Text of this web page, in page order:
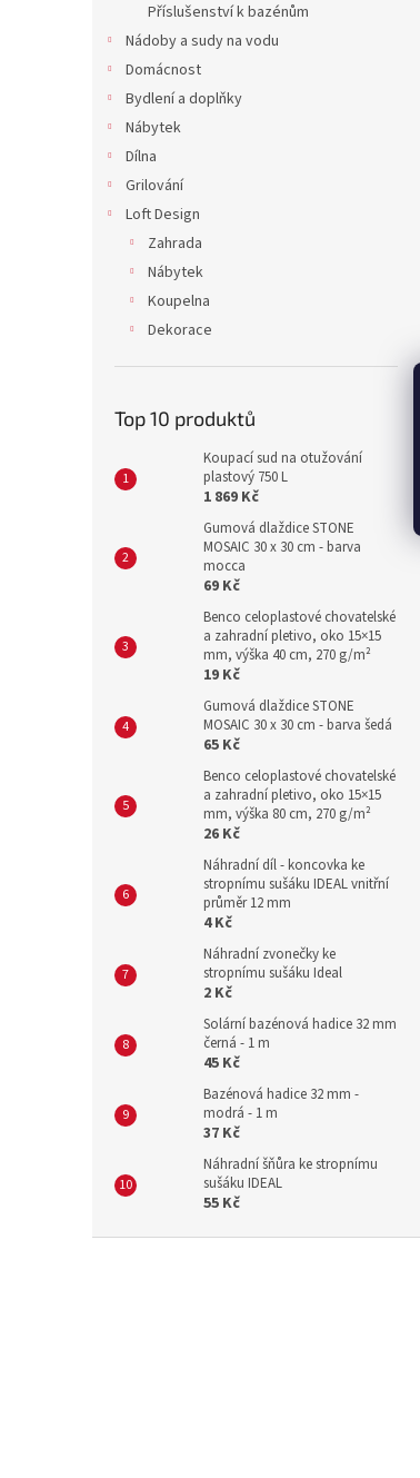
Příslušenství k bazénům
Nádoby a sudy na vodu
Domácnost
Bydlení a doplňky
Nábytek
Dílna
Grilování
Loft Design
Zahrada
Nábytek
Koupelna
Dekorace
Top 10 produktů
Koupací sud na otužování
plastový 750 L
1 869 Kč
Gumová dlaždice STONE
MOSAIC 30 x 30 cm - barva
mocca
69 Kč
Benco celoplastové chovatelské
a zahradní pletivo, oko 15×15
mm, výška 40 cm, 270 g/m²
19 Kč
Gumová dlaždice STONE
MOSAIC 30 x 30 cm - barva šedá
65 Kč
Benco celoplastové chovatelské
a zahradní pletivo, oko 15×15
mm, výška 80 cm, 270 g/m²
26 Kč
Náhradní díl - koncovka ke
stropnímu sušáku IDEAL vnitřní
průměr 12 mm
4 Kč
Náhradní zvonečky ke
stropnímu sušáku Ideal
2 Kč
Solární bazénová hadice 32 mm
černá - 1 m
45 Kč
Bazénová hadice 32 mm -
modrá - 1 m
37 Kč
Náhradní šňůra ke stropnímu
sušáku IDEAL
55 Kč